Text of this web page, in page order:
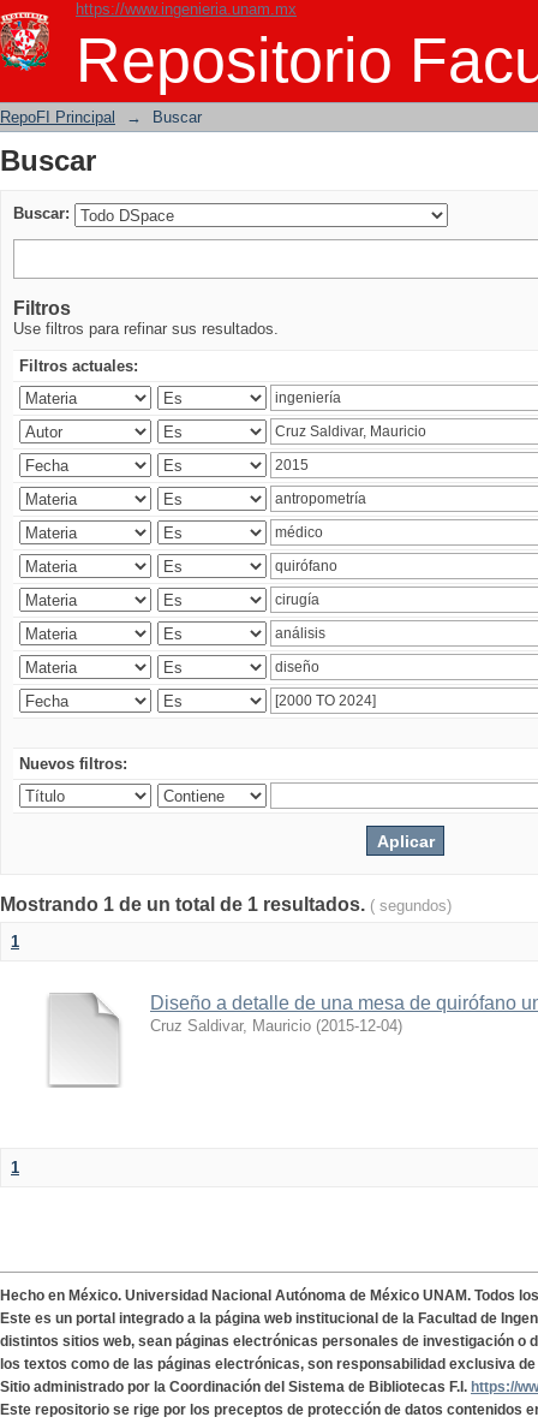
https://www.ingenieria.unam.mx
Repositorio
Buscar
RepoFI Principal → Buscar
Buscar
Buscar:
Filtros
Use filtros para refinar sus resultados.
Filtros actuales:
Nuevos filtros:
Mostrando 1 de un total de 1 resultados. ( segundos)
1
Diseño a detalle de una mesa de quirófano
Cruz Saldivar, Mauricio (2015-12-04)
1
Hecho en México. Universidad Nacional Autónoma de México UNAM. Todos
Este es un portal integrado a la página web institucional de la Facultad de
distintos sitios web, sean páginas electrónicas personales de investigación o
los textos como de las páginas electrónicas, son responsabilidad exclusiva
Sitio administrado por la Coordinación del Sistema de Bibliotecas F.I. https://
Este repositorio se rige por los preceptos de protección de datos contenidos